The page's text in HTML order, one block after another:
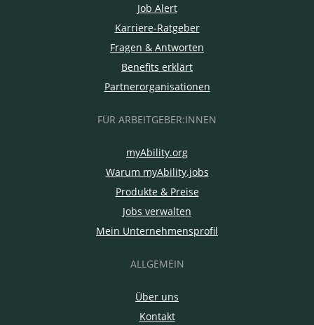
Job Alert
Karriere-Ratgeber
Fragen & Antworten
Benefits erklärt
Partnerorganisationen
FÜR ARBEITGEBER:INNEN
myAbility.org
Warum myAbility.jobs
Produkte & Preise
Jobs verwalten
Mein Unternehmensprofil
ALLGEMEIN
Über uns
Kontakt